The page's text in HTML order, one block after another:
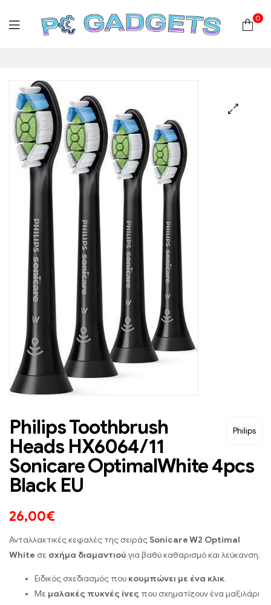
Gadgets
Plus
|
Hardware
Αναλώσιμα
0
Philips
Philips Toothbrush
Heads HX6064/11
Sonicare OptimalWhite 4pcs
Black EU
26,00€
Ανταλλακτικές κεφαλές της σειράςSonicare W2 Optimal
White σε σχήμα διαμαντιού για βαθύ καθαρισμό και λεύκανση.
Ειδικός σχεδιασμός που κουμπώνει με ένα κλικ.
Με μαλακές πυκνές ίνες που σχηματίζουν ένα μαξιλάρι